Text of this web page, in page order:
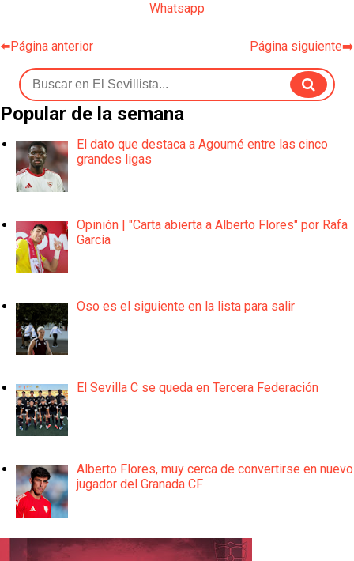
Whatsapp
⬅️Página anterior Página siguiente➡️
Popular de la semana
El dato que destaca a Agoumé entre las cinco
grandes ligas
Opinión | "Carta abierta a Alberto Flores" por Rafa
García
Oso es el siguiente en la lista para salir
El Sevilla C se queda en Tercera Federación
Alberto Flores, muy cerca de convertirse en nuevo
jugador del Granada CF